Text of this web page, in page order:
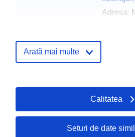
Adresa:
Adăugat
2026
Arată mai multe
Calitatea
Seturi de date